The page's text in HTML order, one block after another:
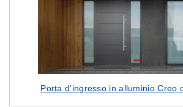
Porta d'ingresso in alluminio Creo